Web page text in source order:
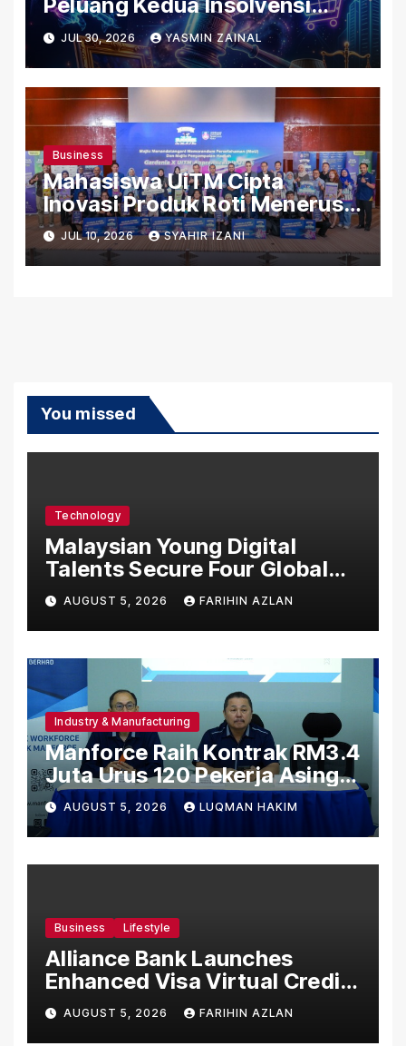
2026 Meriahkan Mydin MITC
Melaka
JUL 30, 2026 YASMIN ZAINAL
Business
Mahasiswa UiTM Cipta
Inovasi Produk Roti Menerusi
Gardenia x UiTM
Apprenticeship 2026
JUL 10, 2026 SYAHIR IZANI
You missed
Technology
Malaysian Young Digital
Talents Secure Four Global
Awards at Adobe and
Microsoft World
Championships
AUGUST 5, 2026 FARIHIN AZLAN
Industry & Manufacturing
Manforce Raih Kontrak RM3.4
Juta Urus 120 Pekerja Asing
Untuk Orgabio Manufacturing
AUGUST 5, 2026 LUQMAN HAKIM
Business Lifestyle
Alliance Bank Launches
Enhanced Visa Virtual Credit
Card, Introduces New Brand
Ambassadors
AUGUST 5, 2026 FARIHIN AZLAN